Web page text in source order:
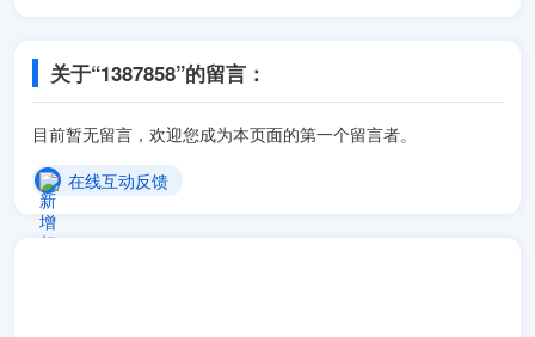
关于“1387858”的留言：
目前暂无留言，欢迎您成为本页面的第一个留言者。
在线互动反馈